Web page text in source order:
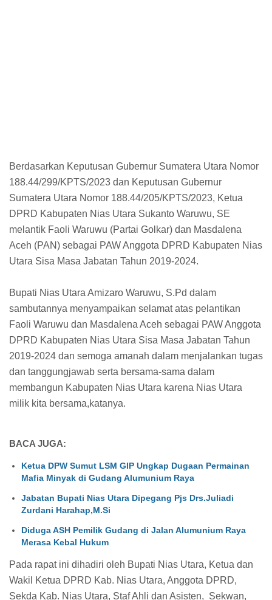
Berdasarkan Keputusan Gubernur Sumatera Utara Nomor
188.44/299/KPTS/2023 dan Keputusan Gubernur
Sumatera Utara Nomor 188.44/205/KPTS/2023, Ketua
DPRD Kabupaten Nias Utara Sukanto Waruwu, SE
melantik Faoli Waruwu (Partai Golkar) dan Masdalena
Aceh (PAN) sebagai PAW Anggota DPRD Kabupaten Nias
Utara Sisa Masa Jabatan Tahun 2019-2024.
Bupati Nias Utara Amizaro Waruwu, S.Pd dalam
sambutannya menyampaikan selamat atas pelantikan
Faoli Waruwu dan Masdalena Aceh sebagai PAW Anggota
DPRD Kabupaten Nias Utara Sisa Masa Jabatan Tahun
2019-2024 dan semoga amanah dalam menjalankan tugas
dan tanggungjawab serta bersama-sama dalam
membangun Kabupaten Nias Utara karena Nias Utara
milik kita bersama,katanya.
BACA JUGA:
Ketua DPW Sumut LSM GIP Ungkap Dugaan Permainan
Mafia Minyak di Gudang Alumunium Raya
Jabatan Bupati Nias Utara Dipegang Pjs Drs.Juliadi
Zurdani Harahap,M.Si
Diduga ASH Pemilik Gudang di Jalan Alumunium Raya
Merasa Kebal Hukum
Pada rapat ini dihadiri oleh Bupati Nias Utara, Ketua dan
Wakil Ketua DPRD Kab. Nias Utara, Anggota DPRD,
Sekda Kab. Nias Utara, Staf Ahli dan Asisten, Sekwan,